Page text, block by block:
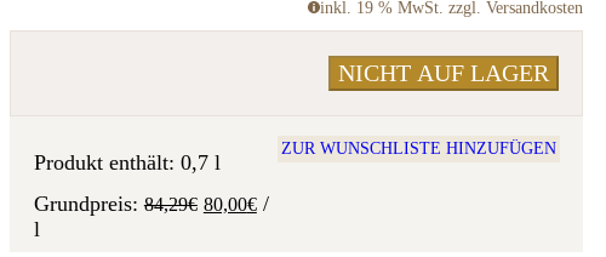
inkl. 19 % MwSt. zzgl. Versandkosten
NICHT AUF LAGER
Produkt enthält: 0,7 l
84,29€ 80,00€/
l
ZUR WUNSCHLISTE HINZUFÜGEN